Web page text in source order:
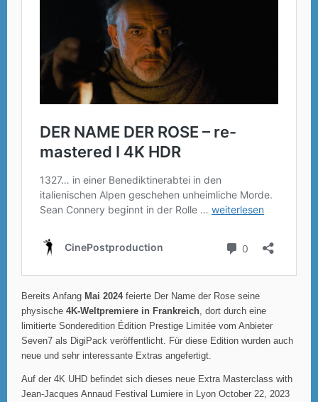
Bereits Anfang Mai 2024feierte Der Name der Rose seine
physische 4K-Weltpremiere in Frankreich, dort durch eine
limitierte Sonderedition Édition Prestige Limitée vom Anbieter
Seven7 als DigiPack veröffentlicht. Für diese Edition wurden auch
neue und sehr interessante Extras angefertigt.
Auf der 4K UHD befindet sich dieses neue Extra Masterclass with
Jean-Jacques Annaud Festival Lumiere in Lyon October 22, 2023